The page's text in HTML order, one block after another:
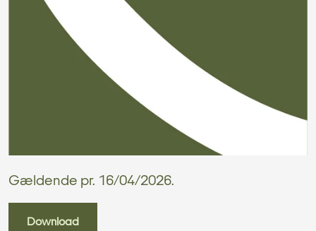
Gældende pr. 16/04/2026.
Download